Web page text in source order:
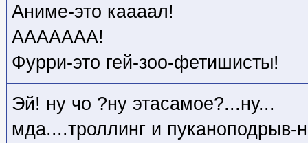
Аниме-это каааал!
ААААААА!
Фурри-это гей-зоо-фетишисты!
Эй! ну чо ?ну этасамое?...ну...
мда....троллинг и пуканоподрыв-